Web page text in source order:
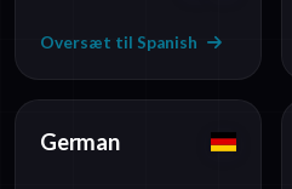
Oversæt til Spanish
German